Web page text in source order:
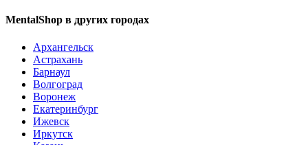
MentalShop в других городах
Архангельск
Астрахань
Барнаул
Волгоград
Воронеж
Екатеринбург
Ижевск
Иркутск